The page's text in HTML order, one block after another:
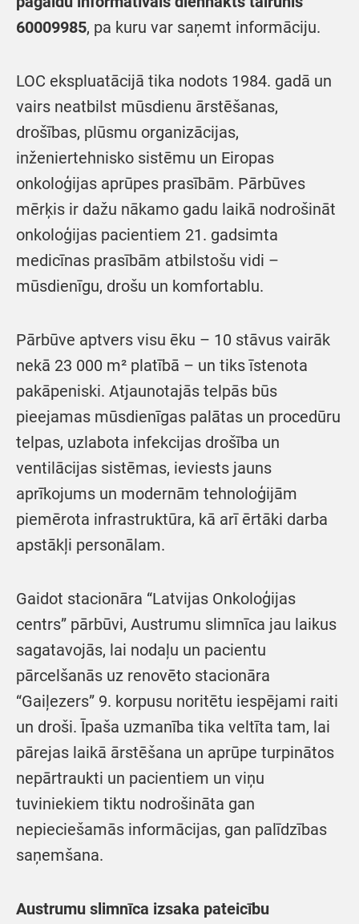
60009985, pa kuru var saņemt informāciju.
LOC ekspluatācijā tika nodots 1984. gadā un
vairs neatbilst mūsdienu ārstēšanas,
drošības, plūsmu organizācijas,
inženiertehnisko sistēmu un Eiropas
onkoloģijas aprūpes prasībām. Pārbūves
mērķis ir dažu nākamo gadu laikā nodrošināt
onkoloģijas pacientiem 21. gadsimta
medicīnas prasībām atbilstošu vidi –
mūsdienīgu, drošu un komfortablu.
Pārbūve aptvers visu ēku – 10 stāvus vairāk
nekā 23 000 m² platībā – un tiks īstenota
pakāpeniski. Atjaunotajās telpās būs
pieejamas mūsdienīgas palātas un procedūru
telpas, uzlabota infekcijas drošība un
ventilācijas sistēmas, ieviests jauns
aprīkojums un modernām tehnoloģijām
piemērota infrastruktūra, kā arī ērtāki darba
apstākļi personālam.
Gaidot stacionāra “Latvijas Onkoloģijas
centrs” pārbūvi, Austrumu slimnīca jau laikus
sagatavojās, lai nodaļu un pacientu
pārcelšanās uz renovēto stacionāra
“Gaiļezers” 9. korpusu noritētu iespējami raiti
un droši. Īpaša uzmanība tika veltīta tam, lai
pārejas laikā ārstēšana un aprūpe turpinātos
nepārtraukti un pacientiem un viņu
tuviniekiem tiktu nodrošināta gan
nepieciešamās informācijas, gan palīdzības
saņemšana.
Austrumu slimnīca izsaka pateicību